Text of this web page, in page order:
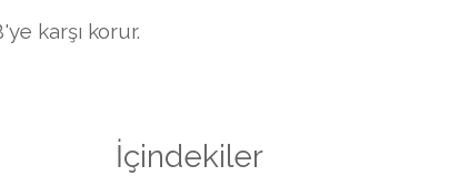
karşı korur.
İçindekiler